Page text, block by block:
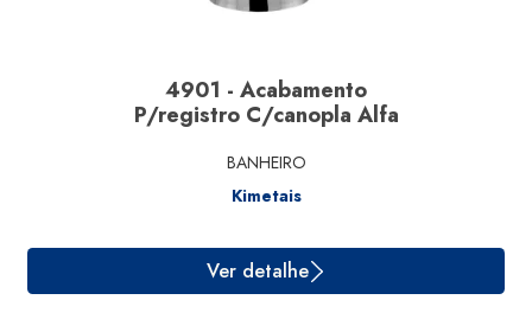
4901 - Acabamento
P/registro C/canopla Alfa
BANHEIRO
Kimetais